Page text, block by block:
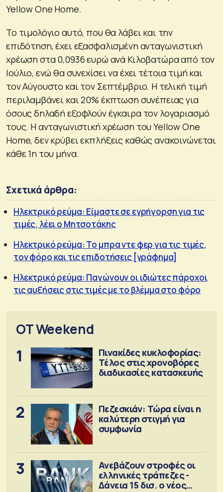
Yellow One Home.
Το τιμολόγιο αυτό, που θα λάβει και την
επιδότηση, έχει εξασφαλισμένη ανταγωνιστική
χρέωση στα 0,0936 ευρώ ανά Κιλοβατώρα από τον
Ιούλιο, ενώ θα συνεχίσει να έχει τέτοια τιμή και
τον Αύγουστο και τον Σεπτέμβριο. Η τελική τιμή
περιλαμβάνει και 20% έκπτωση συνέπειας για
όσους δηλαδή εξοφλούν έγκαιρα τον λογαριασμό
τους. Η ανταγωνιστική χρέωση του Yellow One
Home, δεν κρύβει εκπλήξεις καθώς ανακοινώνεται
κάθε 1η του μήνα.
Σχετικά άρθρα:
Ηλεκτρικό ρεύμα: Eίμαστε σε εγρήγορση για τις
τιμές, λέει ο Μητσοτάκης
Ηλεκτρικό ρεύμα: Το μπρα ντε φερ για τις τιμές,
τον φόρο και τις επιδοτήσεις [γράφημα]
Ηλεκτρικό ρεύμα: Παγώνουν οι ιδιώτες πάροχοι
τις αυξήσεις στις τιμές με το βλέμμα στο φόρο
OT Weekend
1
Πινακίδες κυκλοφορίας:
Τέλος στις χρονοβόρες
διαδικασίες κατασκευής
2
Πεζεσκιάν: Τώρα είναι η
καλύτερη στιγμή για
συμφωνία
3
Ανεβάζουν στροφές οι
ελληνικές τράπεζες -
Δάνεια 15 δισ. ο νέος